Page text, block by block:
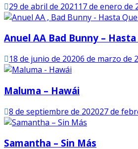
29 de abril de 2021 17 de enero de
Anuel AA Bad Bunny –
18 de junio de 20206 de marzo de
Maluma – Hawái
8 de septiembre de 202027 de
Samantha – Sin Más